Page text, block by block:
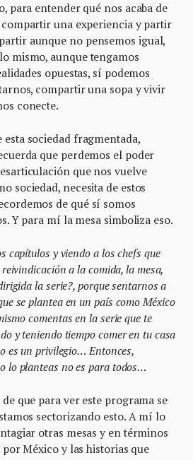
para entender qué nos acaba de
una experiencia y partir
aunque no pensemos igual,
mismo, aunque tengamos
opuestas, sí podemos
compartir una sopa y vivir
conecte.
esta sociedad fragmentada,
que perdemos el poder
que nos vuelve
sociedad, necesita de estos
de qué sí somos
Y para mí la mesa simboliza eso.
capítulos y viendo a los chefs que
a la comida, la mesa,
la serie?, porque sentarnos a
se plantea en un país como México
comentas en la serie que te
y teniendo tiempo comer en tu casa
es un privilegio… Entonces,
lo planteas no es para todos…
que para ver este programa se
sectorizando esto. A mí lo
otras mesas y en términos
México y las historias que